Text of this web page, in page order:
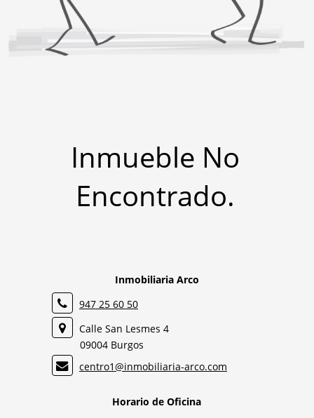
Inmueble No
Encontrado.
Inmobiliaria Arco
947 25 60 50
Calle San Lesmes 4
09004 Burgos
centro1@inmobiliaria-arco.com
Horario de Oficina